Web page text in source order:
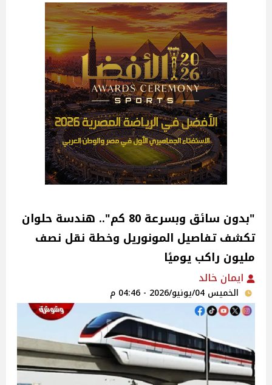
"بدون سائق وبسرعة 80 كم".. هندسة حلوان
تكشف تفاصيل المونوريل وخطة نقل نصف
مليون راكب يوميًا
ايمان خالد
الخميس 04/يونيو/2026 - 04:46 م